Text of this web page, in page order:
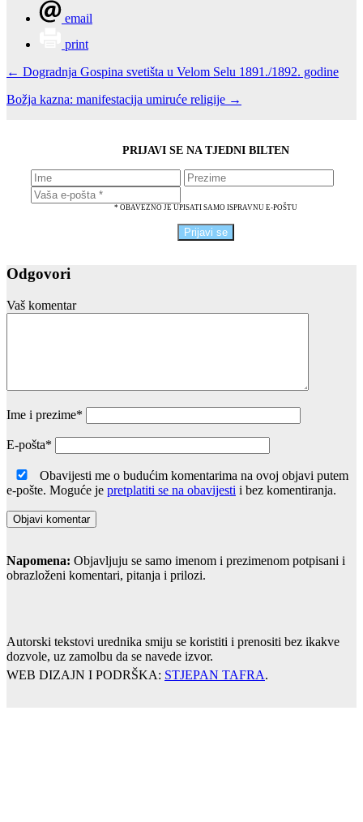
email
print
← Dogradnja Gospina svetišta u Velom Selu 1891./1892. godine
Božja kazna: manifestacija umiruće religije →
PRIJAVI SE NA TJEDNI BILTEN
* OBAVEZNO JE UPISATI SAMO ISPRAVNU E-POŠTU
Odgovori
Vaš komentar
Ime i prezime*
E-pošta*
Obavijesti me o budućim komentarima na ovoj objavi putem
e-pošte. Moguće je pretplatiti se na obavijesti i bez komentiranja.
Napomena: Objavljuju se samo imenom i prezimenom potpisani i
obrazloženi komentari, pitanja i prilozi.
Autorski tekstovi urednika smiju se koristiti i prenositi bez ikakve
dozvole, uz zamolbu da se navede izvor.
WEB DIZAJN I PODRŠKA: STJEPAN TAFRA.